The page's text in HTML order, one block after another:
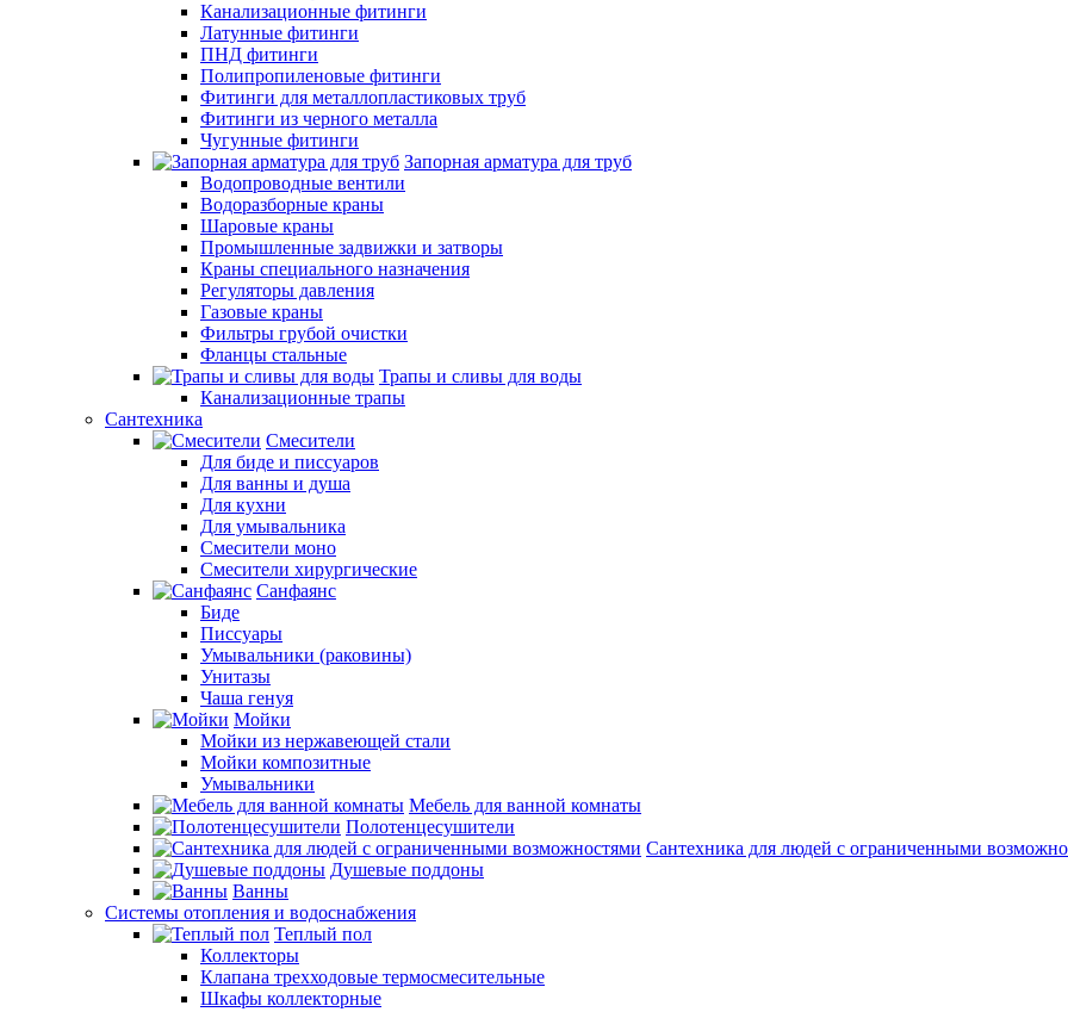
Канализационные фитинги
Латунные фитинги
ПНД фитинги
Полипропиленовые фитинги
Фитинги для металлопластиковых труб
Фитинги из черного металла
Чугунные фитинги
Запорная арматура для труб
Водопроводные вентили
Водоразборные краны
Шаровые краны
Промышленные задвижки и затворы
Краны специального назначения
Регуляторы давления
Газовые краны
Фильтры грубой очистки
Фланцы стальные
Трапы и сливы для воды
Канализационные трапы
Сантехника
Смесители
Для биде и писсуаров
Для ванны и душа
Для кухни
Для умывальника
Смесители моно
Смесители хирургические
Санфаянс
Биде
Писсуары
Умывальники (раковины)
Унитазы
Чаша генуя
Мойки
Мойки из нержавеющей стали
Мойки композитные
Умывальники
Мебель для ванной комнаты
Полотенцесушители
Сантехника для людей с ограниченными
Душевые поддоны
Ванны
Системы отопления и водоснабжения
Теплый пол
Коллекторы
Клапана трехходовые термосмесительные
Шкафы коллекторные